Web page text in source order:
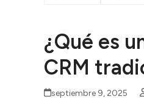
¿Qué es
CRM
septiembre 9, 2025